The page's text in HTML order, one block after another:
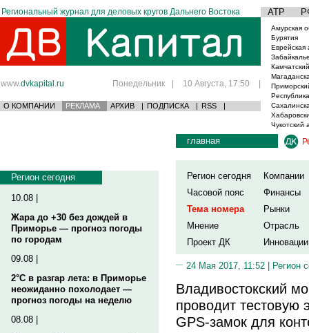
Региональный журнал для деловых кругов Дальнего Востока АТР
www.dvkapital.ru Понедельник | 10 Августа, 17:50 |
О КОМПАНИИ РЕКЛАМА АРХИВ | ПОДПИСКА | RSS |
Амурская
Бурятия
Еврейская
Чукотский
Регион сегодня
10.08 |
Жара до +30 без дождей в
Приморье — прогноз погоды
по городам
09.08 |
2°C в разгар лета: в Приморье
неожиданно похолодает —
прогноз погоды на неделю
08.08 |
главная
Регион сегодня
Компании
Часовой пояс
Финансы
Тема номера
Рынки
Мнение
Отрасль
Проект ДК
Инновации
24 Мая 2017, 11:52 | Регион
Владивостокский
проводит тестовую
GPS-замок для